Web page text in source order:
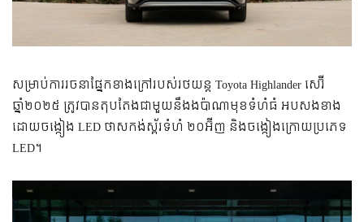
សម្រាប់ការរចនាផ្នែកខាងក្រៅរបស់រថយន្ត Toyota Highlander សេរ៊ី
ឆ្នាំ២០២៥ ត្រូវបានតុបតែងជាមួយនឹងងប៉ាណាមុខទំហំធំ អបសងខាង
ដោយចង្កៀង LED ថាសកង់ស្ព័រទំហំ ២០អ៊ីញ និងចង្កៀងក្រោយប្រភេទ
LED។